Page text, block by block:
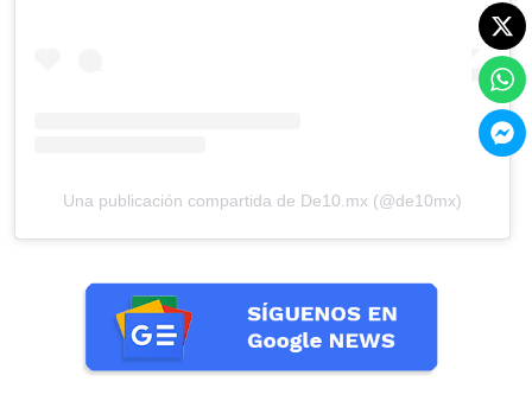
Una publicación compartida de De10.mx (@de10mx)